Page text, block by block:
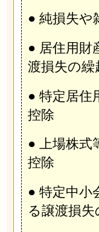
● 純損失や
● 居住用財
渡損失の繰
● 特定居住
控除
● 上場株式
控除
● 特定中小
る譲渡損